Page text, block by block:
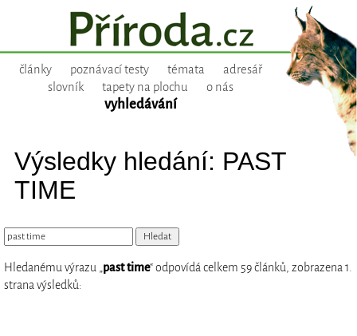
články poznávací testy témata
adresář
slovník
tapety na plochu o nás
vyhledávání
Výsledky hledání: PAST
TIME
Hledanému výrazu „past time“ odpovídá celkem 59 článků, zobrazena 1.
strana výsledků: